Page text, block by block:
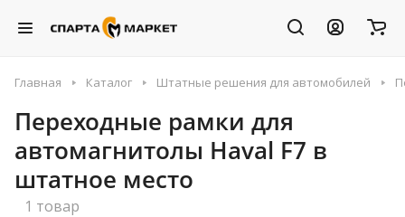
Главная Каталог Штатные решения для автомобилей
Переходные рамки для
автомагнитолы Haval F7 в
штатное место
1 товар